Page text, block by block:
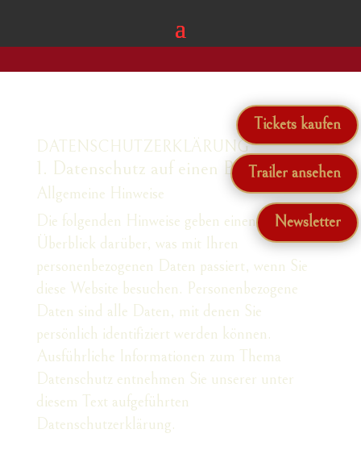
Tickets kaufen
Newsletter
Trailer ansehen
DATENSCHUTZERKLÄRUNG
1. Datenschutz auf einen Blick
Allgemeine Hinweise
Die folgenden Hinweise geben einen einfachen
Überblick darüber, was mit Ihren
personenbezogenen Daten passiert, wenn Sie
diese Website besuchen. Personenbezogene
Daten sind alle Daten, mit denen Sie
persönlich identifiziert werden können.
Ausführliche Informationen zum Thema
Datenschutz entnehmen Sie unserer unter
diesem Text aufgeführten
Datenschutzerklärung.